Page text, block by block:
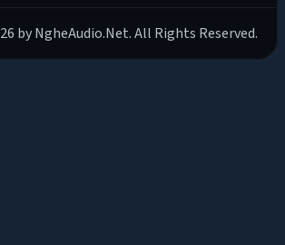
by NgheAudio.Net. All Rights Reserved.